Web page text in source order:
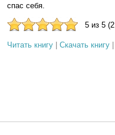
спас себя.
5 из 5
Читать книгу Скачать книгу